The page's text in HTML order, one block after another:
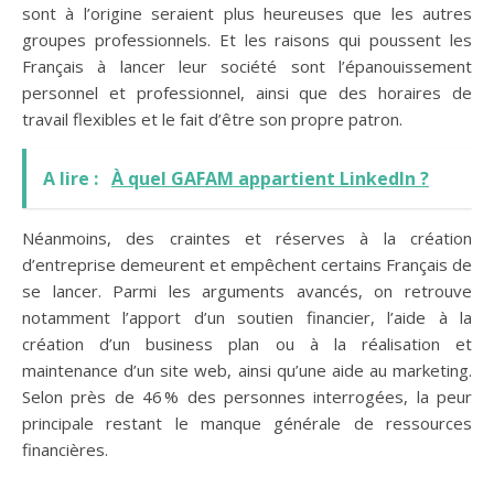
sont à l’origine seraient plus heureuses que les autres
groupes professionnels. Et les raisons qui poussent les
Français à lancer leur société sont l’épanouissement
personnel et professionnel, ainsi que des horaires de
travail flexibles et le fait d’être son propre patron.
A lire : À quel GAFAM appartient LinkedIn ?
Néanmoins, des craintes et réserves à la création
d’entreprise demeurent et empêchent certains Français de
se lancer. Parmi les arguments avancés, on retrouve
notamment l’apport d’un soutien financier, l’aide à la
création d’un business plan ou à la réalisation et
maintenance d’un site web, ainsi qu’une aide au marketing.
Selon près de 46 % des personnes interrogées, la peur
principale restant le manque générale de ressources
financières.